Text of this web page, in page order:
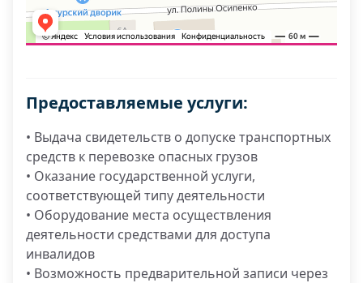
Предоставляемые услуги:
• Выдача свидетельств о допуске транспортных
средств к перевозке опасных грузов
• Оказание государственной услуги,
соответствующей типу деятельности
• Оборудование места осуществления
деятельности средствами для доступа
инвалидов
• Возможность предварительной записи через